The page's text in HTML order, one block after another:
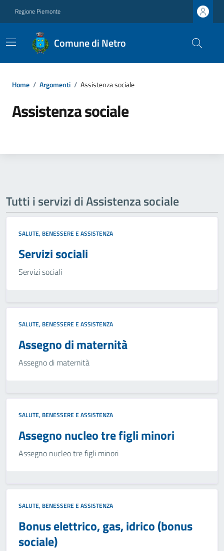
Regione Piemonte
Comune di Netro
Home / Argomenti / Assistenza sociale
Assistenza sociale
Tutti i servizi di Assistenza sociale
SALUTE, BENESSERE E ASSISTENZA
Servizi sociali
Servizi sociali
SALUTE, BENESSERE E ASSISTENZA
Assegno di maternità
Assegno di maternità
SALUTE, BENESSERE E ASSISTENZA
Assegno nucleo tre figli minori
Assegno nucleo tre figli minori
SALUTE, BENESSERE E ASSISTENZA
Bonus elettrico, gas, idrico (bonus
sociale)